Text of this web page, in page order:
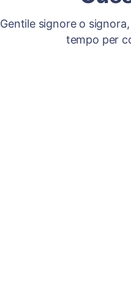
Gentile signore o
tempo per